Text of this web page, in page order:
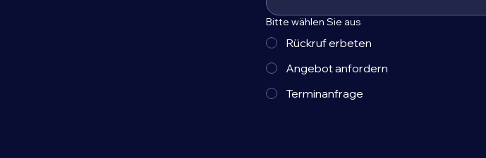
Bitte wählen Sie aus
Rückruf erbeten
Angebot anfordern
Terminanfrage